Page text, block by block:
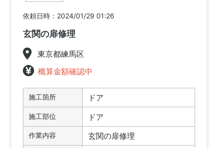
依頼日時：2024/01/29 01:26
玄関の扉修理
東京都練馬区
概算金額確認中
施工箇所 ドア
施工部位 ドア
作業内容 玄関の扉修理